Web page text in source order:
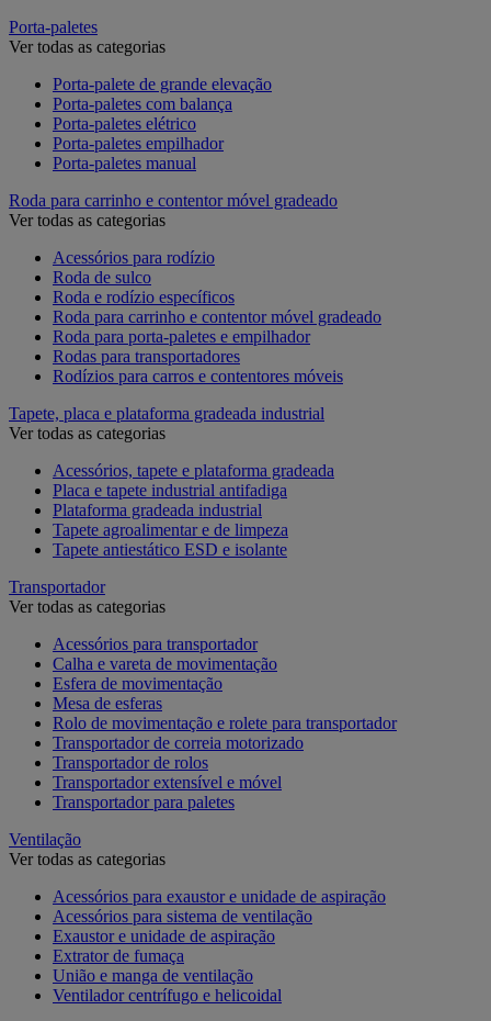
Porta-paletes
Ver todas as categorias
Porta-palete de grande elevação
Porta-paletes com balança
Porta-paletes elétrico
Porta-paletes empilhador
Porta-paletes manual
Roda para carrinho e contentor móvel gradeado
Ver todas as categorias
Acessórios para rodízio
Roda de sulco
Roda e rodízio específicos
Roda para carrinho e contentor móvel gradeado
Roda para porta-paletes e empilhador
Rodas para transportadores
Rodízios para carros e contentores móveis
Tapete, placa e plataforma gradeada industrial
Ver todas as categorias
Acessórios, tapete e plataforma gradeada
Placa e tapete industrial antifadiga
Plataforma gradeada industrial
Tapete agroalimentar e de limpeza
Tapete antiestático ESD e isolante
Transportador
Ver todas as categorias
Acessórios para transportador
Calha e vareta de movimentação
Esfera de movimentação
Mesa de esferas
Rolo de movimentação e rolete para transportador
Transportador de correia motorizado
Transportador de rolos
Transportador extensível e móvel
Transportador para paletes
Ventilação
Ver todas as categorias
Acessórios para exaustor e unidade de aspiração
Acessórios para sistema de ventilação
Exaustor e unidade de aspiração
Extrator de fumaça
União e manga de ventilação
Ventilador centrífugo e helicoidal